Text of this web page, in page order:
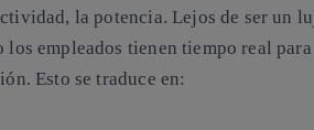
la potencia. Lejos de ser un
los empleados tienen tiempo real
Esto se traduce en: